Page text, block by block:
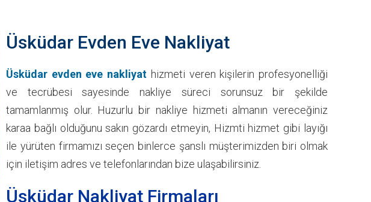
Üsküdar Evden Eve Nakliyat
Üsküdar evden eve nakliyat hizmeti veren kişilerin profesyonelliği
ve tecrübesi sayesinde nakliye süreci sorunsuz bir şekilde
tamamlanmış olur. Huzurlu bir nakliye hizmeti almanın vereceğiniz
karaa bağlı olduğunu sakın gözardı etmeyin, Hizmti hizmet gibi layığı
ile yürüten firmamızı seçen binlerce şanslı müşterimizden biri olmak
için iletişim adres ve telefonlarından bize ulaşabilirsiniz.
Üsküdar Nakliyat Firmaları